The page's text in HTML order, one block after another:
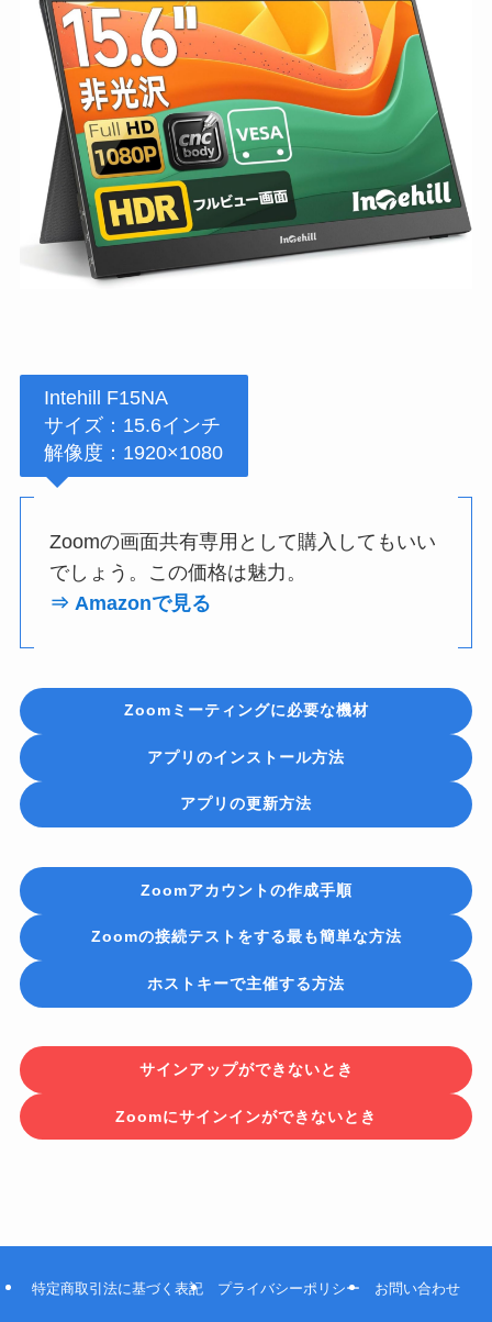
Intehill F15NA
サイズ：15.6インチ
解像度：1920×1080
Zoomの画面共有専用として購入してもいい
でしょう。この価格は魅力。
⇒ Amazonで見る
Zoomミーティングに必要な機材
アプリのインストール方法
アプリの更新方法
Zoomアカウントの作成手順
Zoomの接続テストをする最も簡単な方法
ホストキーで主催する方法
サインアップができないとき
Zoomにサインインができないとき
特定商取引法に基づく表記 プライバシーポリシー お問い合わせ